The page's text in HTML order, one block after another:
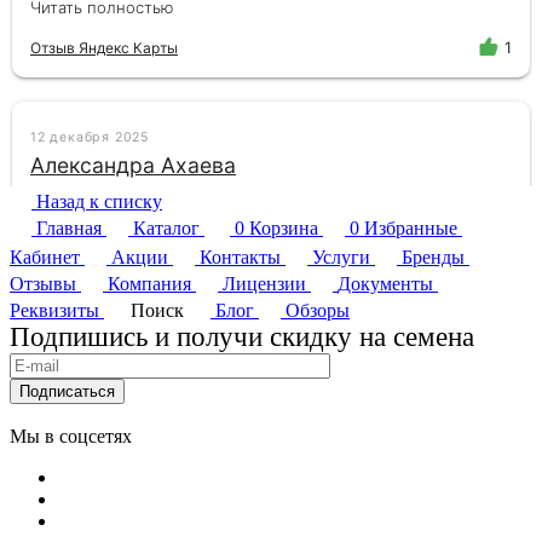
Назад к списку
Главная
Каталог 0 Корзина 0 Избранные
Кабинет
Акции Контакты Услуги
Бренды
Отзывы
Компания Лицензии
Документы
Реквизиты
Поиск Блог Обзоры
Подпишись и получи скидку на семена
Подписаться
Мы в соцсетях